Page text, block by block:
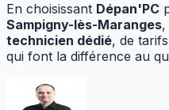
En choisissant Dépan'PC
Sampigny-lès-Maranges,
technicien dédié, de
qui font la différence au